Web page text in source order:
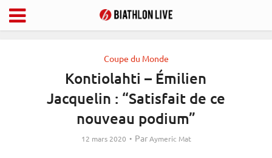
Coupe du Monde
Kontiolahti – Émilien
Jacquelin : “Satisfait de ce
nouveau podium”
12 mars 2020 ParAymeric Mat